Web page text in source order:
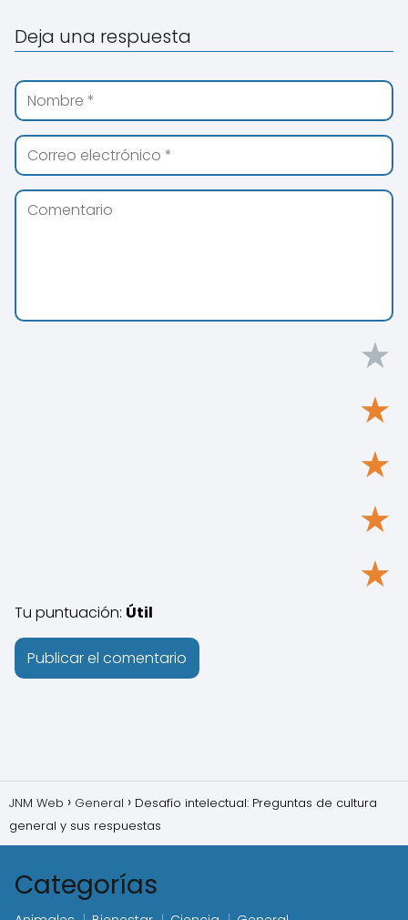
Deja una respuesta
★
★
★
★
★
Tu puntuación: Útil
JNM Web General
Desafío intelectual: Preguntas de cultura
general y sus respuestas
Categorías